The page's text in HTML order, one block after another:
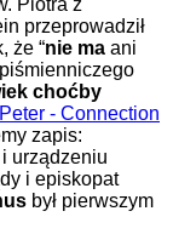
przeprowadził
że “nie ma ani
piśmienniczego
choćby
- Connection
zapis:
i urządzeniu
i episkopat
był pierwszym